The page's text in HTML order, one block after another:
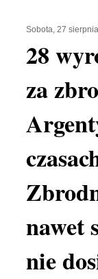
Sobota, 27
28
za
nawet
nie